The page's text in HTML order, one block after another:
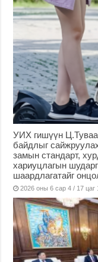
УИХ гишүүн
байдлыг
замын стандарт,
хариуцлагын
шаардлагатайг
2026 оны 6 сар 4 / 17 цаг